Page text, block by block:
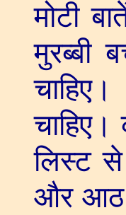
मोटी
मुरब्बी
चाहिए।
लिस्ट
और आठ